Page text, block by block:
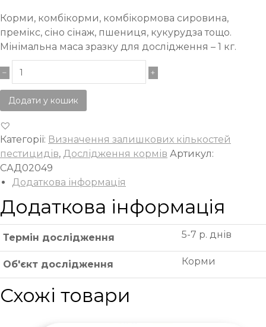
Корми, комбікорми, комбікормова сировина,
премікс, сіно сінаж, пшениця, кукурудза тощо.
Мінімальна маса зразку для дослідження – 1 кг.
Додати у кошик
Категорії: Визначення залишкових кількостей
пестицидів, Дослідження кормів Артикул:
САД02049
Додаткова інформація
Додаткова інформація
Термін дослідження 5-7 р. днів
Об'єкт дослідження Корми
Схожі товари